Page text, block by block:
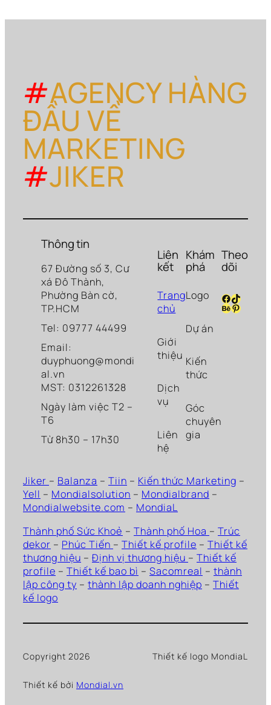
#AGENCY HÀNG
ĐẦU VỀ
MARKETING
#JIKER
Thông tin
67 Đường số 3, Cư
xá Đô Thành,
Phường Bàn cờ,
TP.HCM
Tel: 09777 44499
Email:
duyphuong@mondi
al.vn
MST: 0312261328
Ngày làm việc T2 –
T6
Từ 8h30 – 17h30
Liên
kết
Trang
chủ
Giới
thiệu
Dịch
vụ
Liên
hệ
Khám
phá
Logo
Dự án
Kiến
thức
Góc
chuyên
gia
Theo
dõi
Facebook
TikTok
Behance
Jiker – Balanza – Tiin – Kiến thức Marketing –
Yell – Mondialsolution – Mondialbrand –
Mondialwebsite.com – MondiaL
Thành phố Sức Khoẻ – Thành phố Hoa – Trúc
dekor – Phúc Tiến – Thiết kế profile – Thiết kế
thương hiệu – Định vị thương hiệu – Thiết kế
profile – Thiết kế bao bì – Sacomreal – thành
lập công ty – thành lập doanh nghiệp – Thiết
kế logo
Copyright 2026 Thiết kế logo MondiaL
Thiết kế bởi Mondial.vn